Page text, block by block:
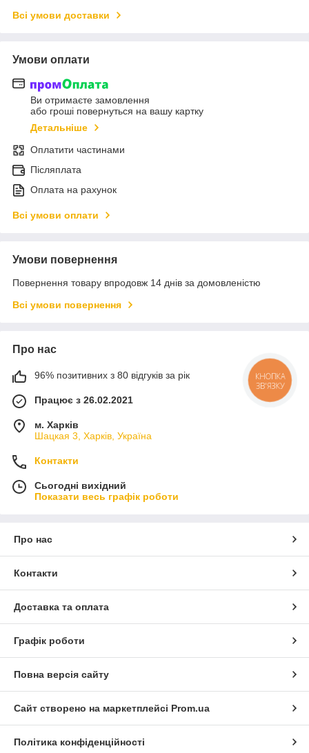
Всі умови доставки
Умови оплати
Ви отримаєте замовлення
або гроші повернуться на вашу картку
Детальніше
Оплатити частинами
Післяплата
Оплата на рахунок
Всі умови оплати
Умови повернення
Повернення товару впродовж 14 днів за домовленістю
Всі умови повернення
Про нас
96% позитивних з 80 відгуків за рік
Працює з 26.02.2021
м. Харків
Шацкая 3, Харків, Україна
Контакти
Сьогодні вихідний
Показати весь графік роботи
Про нас
Контакти
Доставка та оплата
Графік роботи
Повна версія сайту
Сайт створено на маркетплейсі Prom.ua
Політика конфіденційності
КНОПКА
ЗВ'ЯЗКУ